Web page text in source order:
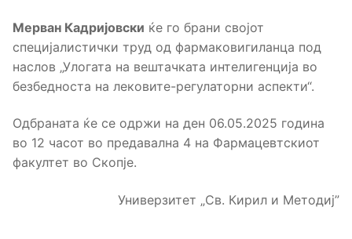
Мерван Кадријовски ќе го брани својот
специјалистички труд од фармаковигиланца под
наслов „Улогата на вештачката интелигенција во
безбедноста на лековите-регулаторни аспекти“.
Одбраната ќе се одржи на ден 06.05.2025 година
во 12 часот во предавална 4 на Фармацевтскиот
факултет во Скопје.
Универзитет „Св. Кирил и Методиј”